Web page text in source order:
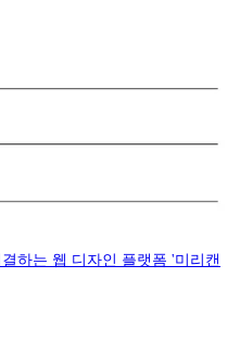
하는 웹 디자인 플랫폼 '미리캔